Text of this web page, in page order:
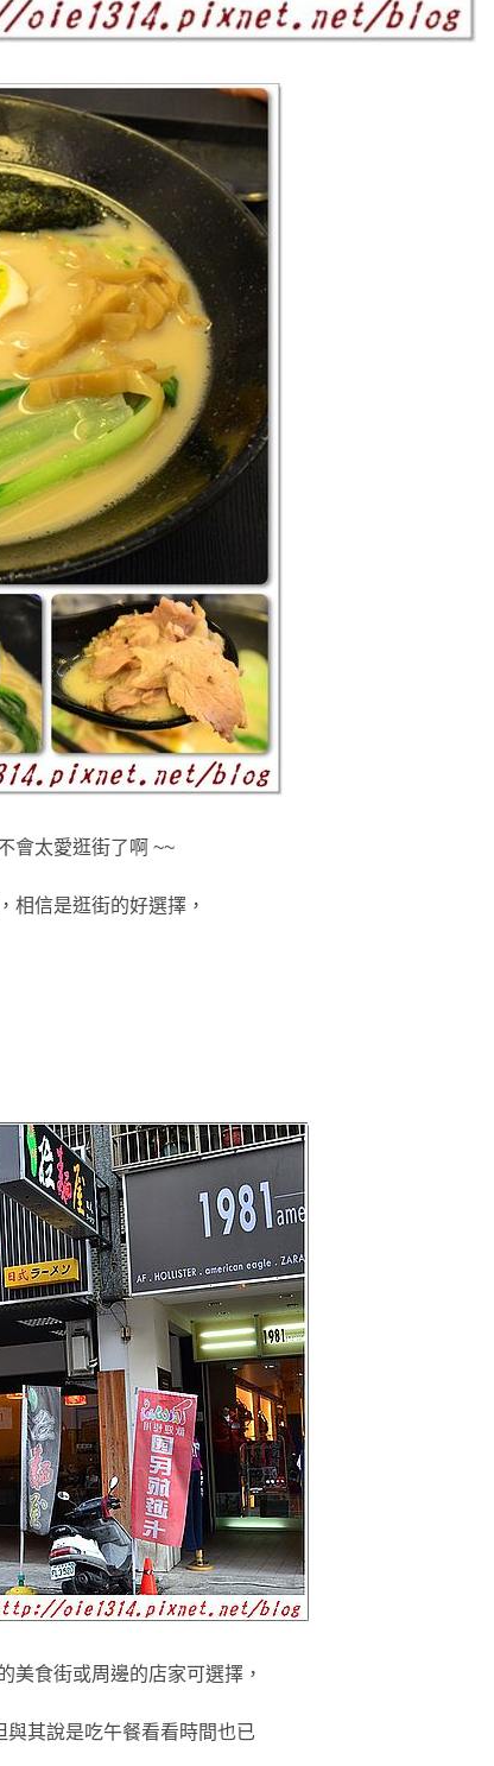
會太愛逛街了啊 ~~
， 相信是逛街的好選擇 ，
美食街或周邊的店家可選擇，
與其說是吃午餐看看時間也已